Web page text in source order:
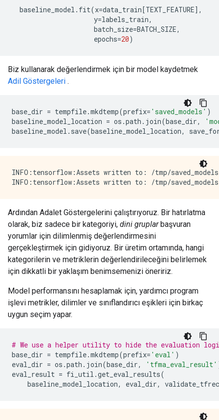
baseline_model . fit(x=data_train[TEXT_FEATURE],
y=labels_train,
batch_size=BATCH_SIZE,
epochs=20)
Biz kullanarak değerlendirmek için bir model kaydetmek
Adil Göstergeleri .
base_dir = tempfile.mkdtemp(prefix= 'saved_models' )
baseline_model_location = os .path . join(base_dir,
baseline_model . save(baseline_model_location,
INFO:tensorflow:Assets written to: /tmp/
Ardından Adalet Göstergelerini çalıştırıyoruz. Bir hatırlatma
olarak, biz sadece bir kategoriyi, dini gruplarbaşvuran
yorumlar için dilimlenmiş değerlendirmesini
gerçekleştirmek için gidiyoruz. Bir üretim ortamında, hangi
kategorilerin ve metriklerin değerlendirileceğini belirlemek
için dikkatli bir yaklaşım benimsemenizi öneririz.
Model performansını hesaplamak için, yardımcı program
işlevi metrikler, dilimler ve sınıflandırıcı eşikleri için birkaç
uygun seçim yapar.
# We use a helper utility to hide the evaluation
base_dir = tempfile.mkdtemp(prefix= 'eval' )
eval_dir = os .path . join(base_dir, 'tfma_eval_result'
eval_result = fi_util .get_eval_results(
baseline_model_location, eval_dir,